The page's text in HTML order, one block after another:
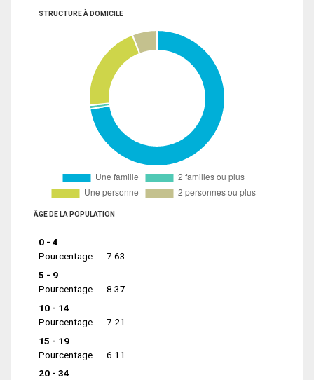
STRUCTURE À DOMICILE
ÂGE DE LA POPULATION
0 - 4
Pourcentage
7.63
5 - 9
Pourcentage
8.37
10 - 14
Pourcentage
7.21
15 - 19
Pourcentage
6.11
20 - 34